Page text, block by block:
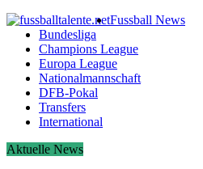
Fussball News
Bundesliga
Champions League
Europa League
Nationalmannschaft
DFB-Pokal
Transfers
International
Aktuelle News